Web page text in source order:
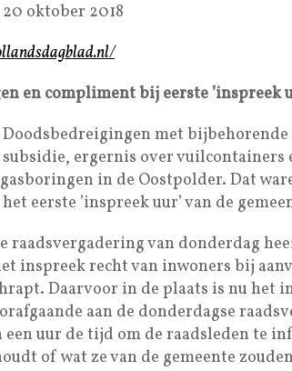
oktober 2018
en compliment bij eerste ’inspreek
Doodsbedreigingen met
ergernis over vuilcontainers
in de Oostpolder. Dat
eerste ’inspreek uur’ van de
raadsvergadering van donderdag
inspreek recht van inwoners bij
Daarvoor in de plaats is nu het
aan de donderdagse
een uur de tijd om de raadsleden te
of wat ze van de gemeente